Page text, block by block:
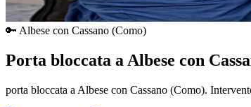
🔑 Albese con Cassano (Como)
Porta bloccata a Albese con
porta bloccata a Albese con Cassano (Como).